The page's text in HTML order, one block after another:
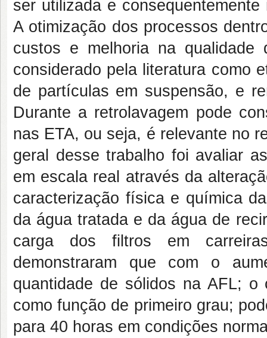
ser utilizada e
A otimização dos processos
custos e melhoria na
considerado pela literatura como
de partículas em suspensão, e
Durante a retrolavagem pode
nas ETA, ou seja, é relevante no
geral desse trabalho foi avaliar
em escala real através da
caracterização física e química
da água tratada e da água de
carga dos filtros em
demonstraram que com o
quantidade de sólidos na AFL;
como função de primeiro grau;
para 40 horas em condições